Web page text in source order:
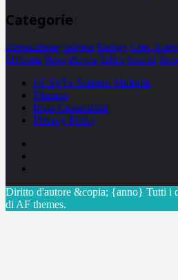
Categorie
alimentazione biologia Biology Com.
Medicina News Ricerca Salute Science
CCSVI e Sclerosi Multipla
Sitemap
Invia Comunicati
Privacy Policy
Diritto d'autore &copia; {anno} Tutti i
di AF themes.